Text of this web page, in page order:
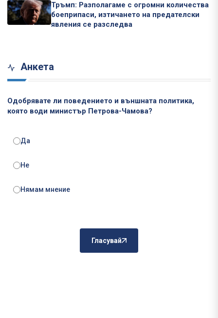
Тръмп: Разполагаме с огромни количества
боеприпаси, изтичането на предателски
явления се разследва
Анкета
Одобрявате ли поведението и външната политика,
която води министър Петрова-Чамова?
Да
Не
Нямам мнение
Гласувай